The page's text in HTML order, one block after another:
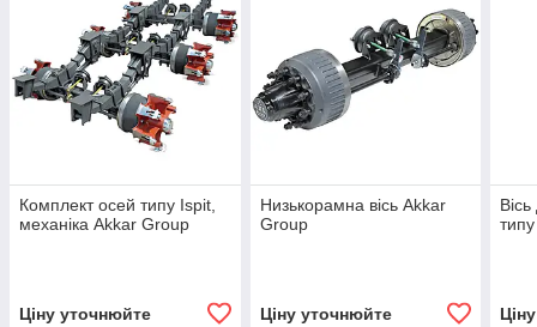
Комплект осей типу Ispit,
механіка Akkar Group
Ціну уточнюйте
Низькорамна вісь Akkar
Group
Ціну уточнюйте